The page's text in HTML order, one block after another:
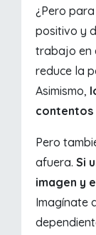
¿Pero
positivo y
trabajo en
reduce la
Asimismo,
contentos
Pero
afuera.Si
imagen y
Imagínate